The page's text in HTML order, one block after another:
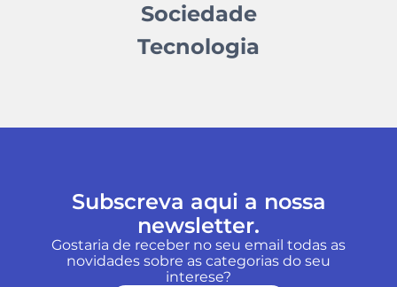
Sociedade
Tecnologia
Subscreva aqui a nossa
newsletter.
Gostaria de receber no seu email todas as
novidades sobre as categorias do seu
interese?